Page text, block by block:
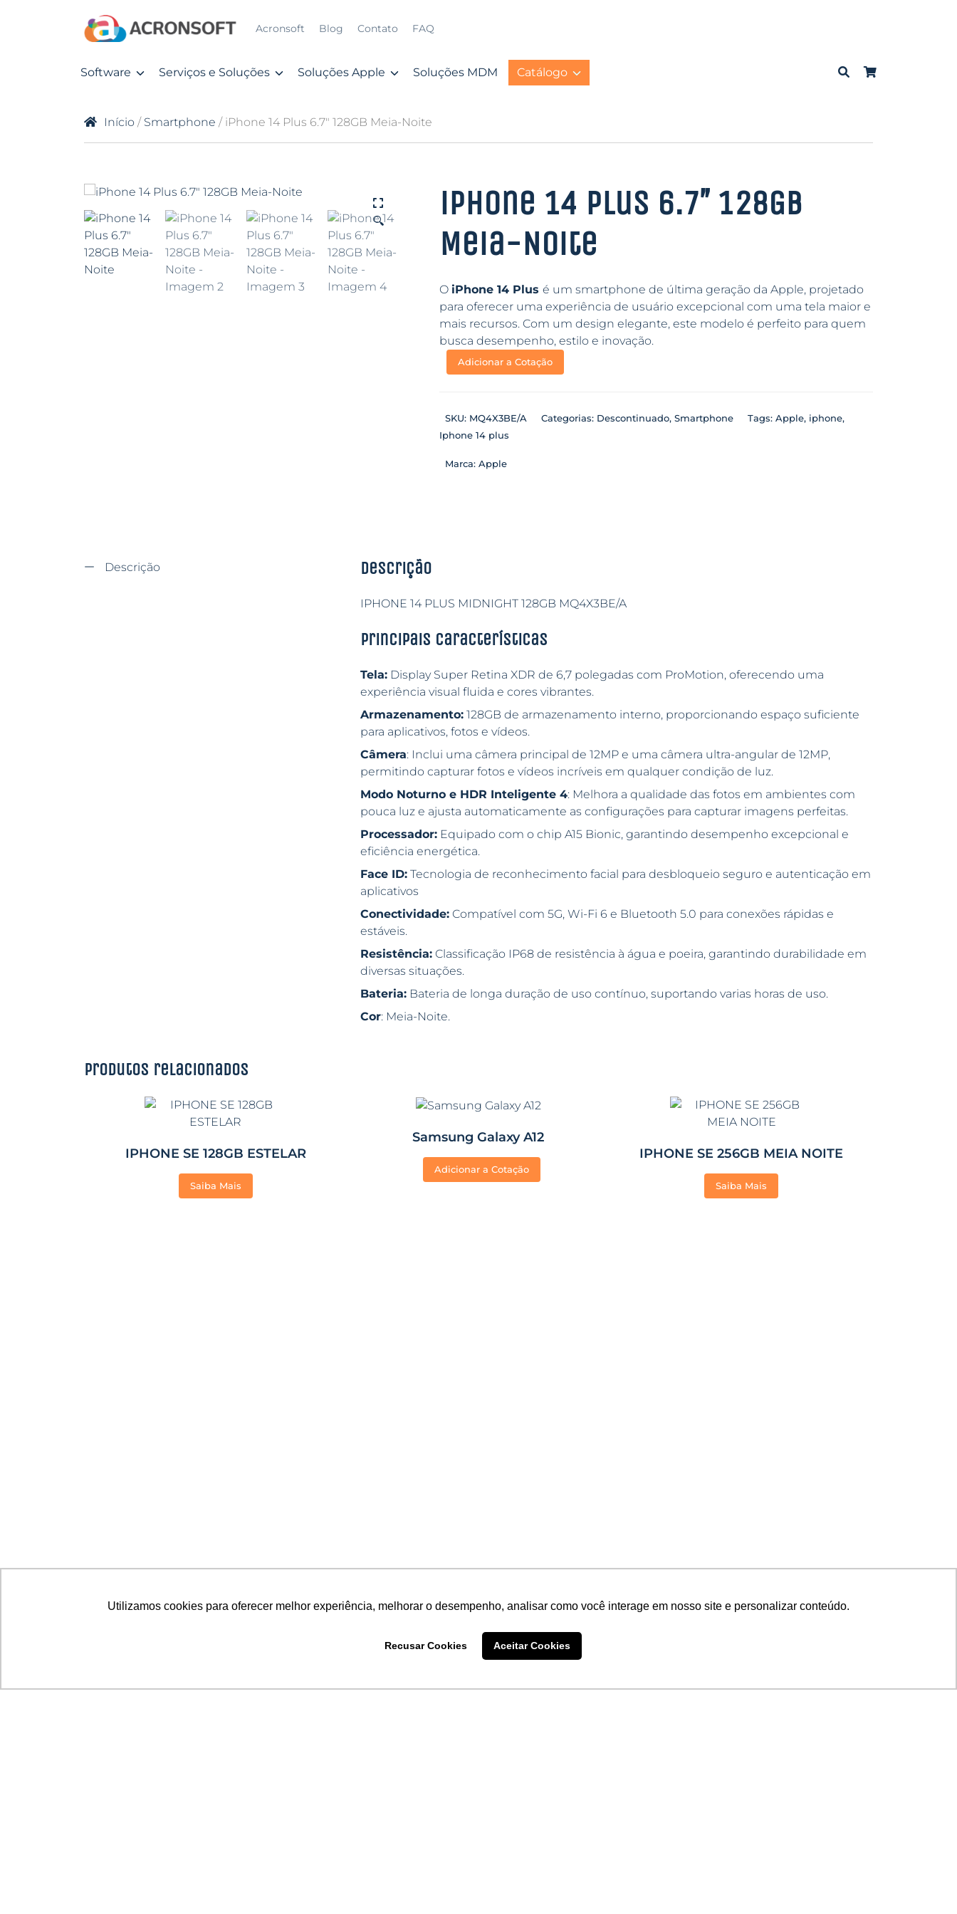
Utilizamos cookies para oferecer melhor experiência, melhorar o desempenho, analisar como você interage em nosso site e personalizar conteúdo.
Recusar Cookies Aceitar Cookies
Acronsoft Blog Contato FAQ
Software Serviços e Soluções Soluções Apple Soluções MDM Catálogo
Início / Smartphone / iPhone 14 Plus 6.7″ 128GB Meia-Noite
🔍
iPhone 14 Plus 6.7″ 128GB
Meia-Noite
O iPhone 14 Plus é um smartphone de última geração da Apple, projetado
para oferecer uma experiência de usuário excepcional com uma tela maior e
mais recursos. Com um design elegante, este modelo é perfeito para quem
busca desempenho, estilo e inovação.
Adicionar a Cotação
SKU: MQ4X3BE/A Categorias: Descontinuado, Smartphone Tags: Apple, iphone,
Iphone 14 plus
Marca: Apple
Descrição Descrição
IPHONE 14 PLUS MIDNIGHT 128GB MQ4X3BE/A
Principais características
Tela:Display Super Retina XDR de 6,7 polegadas com ProMotion, oferecendo uma
experiência visual fluida e cores vibrantes.
Armazenamento:128GB de armazenamento interno, proporcionando espaço suficiente
para aplicativos, fotos e vídeos.
Câmera: Inclui uma câmera principal de 12MP e uma câmera ultra-angular de 12MP,
permitindo capturar fotos e vídeos incríveis em qualquer condição de luz.
Modo Noturno e HDR Inteligente 4: Melhora a qualidade das fotos em ambientes com
pouca luz e ajusta automaticamente as configurações para capturar imagens perfeitas.
Processador:Equipado com o chip A15 Bionic, garantindo desempenho excepcional e
eficiência energética.
Face ID:Tecnologia de reconhecimento facial para desbloqueio seguro e autenticação em
aplicativos
Conectividade:Compatível com 5G, Wi-Fi 6 e Bluetooth 5.0 para conexões rápidas e
estáveis.
Resistência:Classificação IP68 de resistência à água e poeira, garantindo durabilidade em
diversas situações.
Bateria:Bateria de longa duração de uso contínuo, suportando varias horas de uso.
Cor: Meia-Noite.
Produtos relacionados
IPHONE SE 128GB ESTELAR
Saiba Mais
Samsung Galaxy A12
Adicionar a Cotação
IPHONE SE 256GB MEIA NOITE
Saiba Mais